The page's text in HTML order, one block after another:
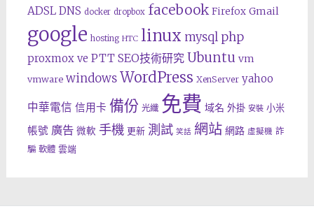
ADSL DNS docker dropbox facebook Firefox Gmail
google hosting HTC linux mysql php
proxmox ve PTT SEO技術研究 Ubuntu vm
vmware windows WordPress XenServer yahoo
中華電信 信用卡 備份 光纖 免費 域名 外掛 安裝 小米
帳號 廣告 微軟 手機 更新 測試 笑話 網站 網路 虛擬機 詐
騙 軟體 雲端